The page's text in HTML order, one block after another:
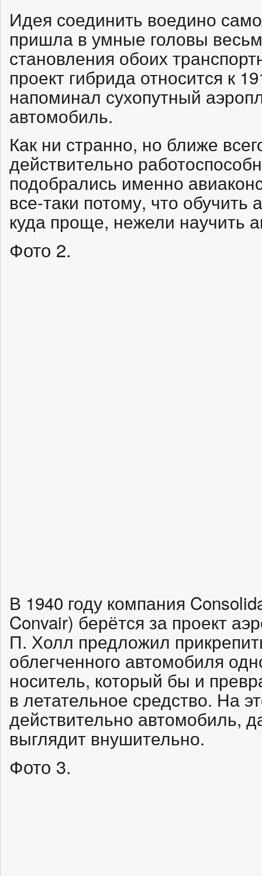
Идея соединить воедино
пришла в умные головы
становления обоих
проект гибрида относится к
напоминал сухопутный
автомобиль.
Как ни странно, но ближе
действительно
подобрались именно
все-таки потому, что обучить
куда проще, нежели научить
Фото 2.
В 1940 году компания
Convair) берётся за проект
П. Холл предложил
облегченного автомобиля
носитель, который бы и
в летательное средство. На
действительно автомобиль,
выглядит внушительно.
Фото 3.